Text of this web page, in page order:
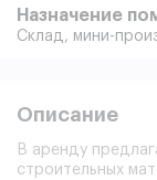
Назначение
Склад, мини-
Описание
В аренду
строительных